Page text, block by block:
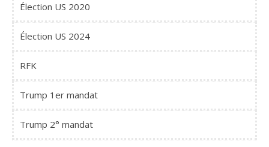
Élection US 2020
Élection US 2024
RFK
Trump 1er mandat
Trump 2° mandat